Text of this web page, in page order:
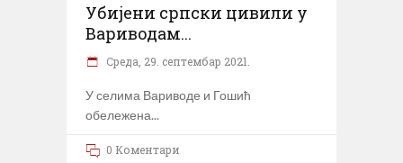
Убијени српски цивили у
Вариводам...
Cреда, 29. септембар 2021.
У селима Вариводе и Гошић
обележена
0 Коментари